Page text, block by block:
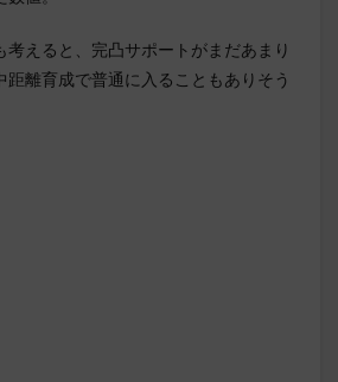
考えると、完凸サポートがまだあまり
離育成で普通に入ることもありそう